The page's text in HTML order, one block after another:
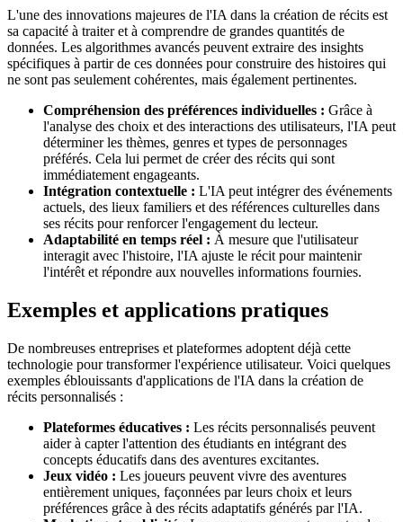
L'une des innovations majeures de l'IA dans la création de récits est
sa capacité à traiter et à comprendre de grandes quantités de
données. Les algorithmes avancés peuvent extraire des insights
spécifiques à partir de ces données pour construire des histoires qui
ne sont pas seulement cohérentes, mais également pertinentes.
Compréhension des préférences individuelles : Grâce à
l'analyse des choix et des interactions des utilisateurs, l'IA peut
déterminer les thèmes, genres et types de personnages
préférés. Cela lui permet de créer des récits qui sont
immédiatement engageants.
Intégration contextuelle : L'IA peut intégrer des événements
actuels, des lieux familiers et des références culturelles dans
ses récits pour renforcer l'engagement du lecteur.
Adaptabilité en temps réel : À mesure que l'utilisateur
interagit avec l'histoire, l'IA ajuste le récit pour maintenir
l'intérêt et répondre aux nouvelles informations fournies.
Exemples et applications pratiques
De nombreuses entreprises et plateformes adoptent déjà cette
technologie pour transformer l'expérience utilisateur. Voici quelques
exemples éblouissants d'applications de l'IA dans la création de
récits personnalisés :
Plateformes éducatives : Les récits personnalisés peuvent
aider à capter l'attention des étudiants en intégrant des
concepts éducatifs dans des aventures excitantes.
Jeux vidéo : Les joueurs peuvent vivre des aventures
entièrement uniques, façonnées par leurs choix et leurs
préférences grâce à des récits adaptatifs générés par l'IA.